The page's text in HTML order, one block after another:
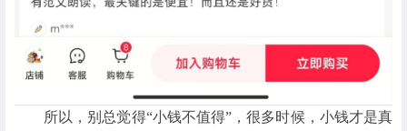
所以，别总觉得“小钱不值得”，很多时候，小钱才是真